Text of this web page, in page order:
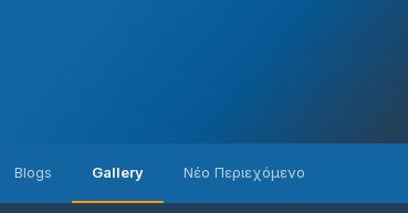
Blogs Gallery Νέο Περιεχόμενο